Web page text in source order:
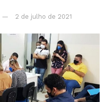
2 de julho de 2021